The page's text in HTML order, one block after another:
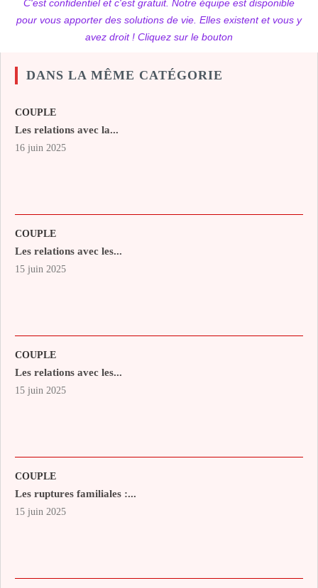
C'est confidentiel et c'est gratuit. Notre équipe est disponible
pour vous apporter des solutions de vie. Elles existent et vous y
avez droit ! Cliquez sur le bouton
DANS LA MÊME CATÉGORIE
COUPLE
Les relations avec la...
16 juin 2025
COUPLE
Les relations avec les...
15 juin 2025
COUPLE
Les relations avec les...
15 juin 2025
COUPLE
Les ruptures familiales :...
15 juin 2025